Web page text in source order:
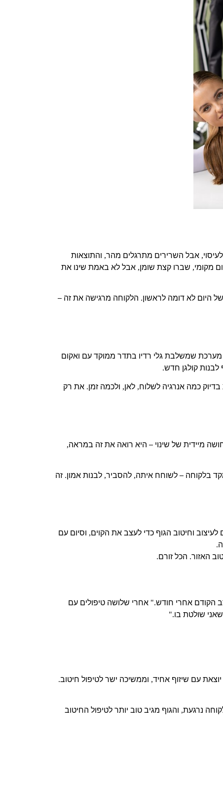
, אבל השרירים מתרגלים מהר, והתוצאות
מקומי, שברו קצת שומן, אבל לא באמת שינו את
היום לא דומה לראשון. הלקוחה מרגישה את זה –
מערכת שמשלבת גלי רדיו בתדר ממוקד עם ואקום
לבנות קולגן חדש.
בדיוק כמה אנרגיה לשלוח, לאן, ולכמה זמן. את רק
מיידית של שינוי – היא רואה את זה במראה,
בלקוחה – לשוחח איתה, להסביר, לבנות אמון. זה
וחיטוב הגוף כדי לעצב את הקוים, וסיום עם
.
האזור. הכל זורם.
הקודם אחרי חודש." אחרי שלושה טיפולים עם
שולטת בו."
יוצאת עם שיזוף אחיד, וממשיכה ישר לטיפול חיטוב.
נרגעת, והגוף מגיב טוב יותר לטיפול החיטוב